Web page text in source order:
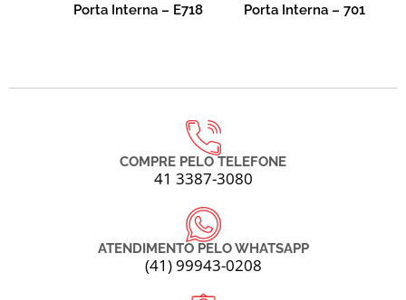
Porta Interna – E718 Porta Interna – 701
COMPRE PELO TELEFONE
41 3387-3080
ATENDIMENTO PELO WHATSAPP
(41) 99943-0208